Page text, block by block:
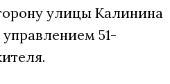
улицы Калинина
51-